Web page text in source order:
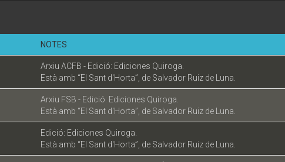
NOTES
Arxiu ACFB - Edició: Ediciones Quiroga.
Està amb “El Sant d'Horta”, de Salvador Ruiz de Luna.
Arxiu FSB - Edició: Ediciones Quiroga.
Està amb “El Sant d'Horta”, de Salvador Ruiz de Luna.
Edició: Ediciones Quiroga.
Està amb “El Sant d'Horta”, de Salvador Ruiz de Luna.